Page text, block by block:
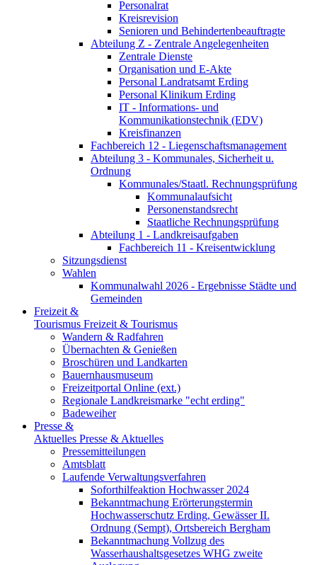
Personalrat
Kreisrevision
Senioren und Behindertenbeauftragte
Abteilung Z - Zentrale Angelegenheiten
Zentrale Dienste
Organisation und E-Akte
Personal Landratsamt Erding
Personal Klinikum Erding
IT - Informations- und
Kommunikationstechnik (EDV)
Kreisfinanzen
Fachbereich 12 - Liegenschaftsmanagement
Abteilung 3 - Kommunales, Sicherheit u.
Ordnung
Kommunales/Staatl. Rechnungsprüfung
Kommunalaufsicht
Personenstandsrecht
Staatliche Rechnungsprüfung
Abteilung 1 - Landkreisaufgaben
Fachbereich 11 - Kreisentwicklung
Sitzungsdienst
Wahlen
Kommunalwahl 2026 - Ergebnisse Städte und
Gemeinden
Freizeit &
Tourismus Freizeit & Tourismus
Wandern & Radfahren
Übernachten & Genießen
Broschüren und Landkarten
Bauernhausmuseum
Freizeitportal Online (ext.)
Regionale Landkreismarke "echt erding"
Badeweiher
Presse &
Aktuelles Presse & Aktuelles
Pressemitteilungen
Amtsblatt
Laufende Verwaltungsverfahren
Soforthilfeaktion Hochwasser 2024
Bekanntmachung Erörterungstermin
Hochwasserschutz Erding, Gewässer II.
Ordnung (Sempt), Ortsbereich Bergham
Bekanntmachung Vollzug des
Wasserhaushaltsgesetzes WHG zweite